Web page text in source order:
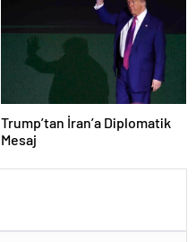
Trump’tan İran’a Diplomatik
Mesaj